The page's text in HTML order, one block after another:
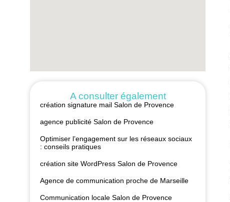
A consulter également
création signature mail Salon de Provence
agence publicité Salon de Provence
Optimiser l’engagement sur les réseaux sociaux
: conseils pratiques
création site WordPress Salon de Provence
Agence de communication proche de Marseille
Communication locale Salon de Provence